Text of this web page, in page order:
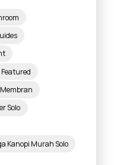
Featured
Solo
Kanopi Murah Solo